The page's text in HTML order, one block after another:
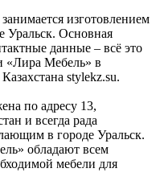
изготовлением
Уральск. Основная
данные – всё это
«Лира Мебель» в
stylekz.su.
по адресу 13,
и всегда рада
в городе Уральск.
обладают всем
мебели для